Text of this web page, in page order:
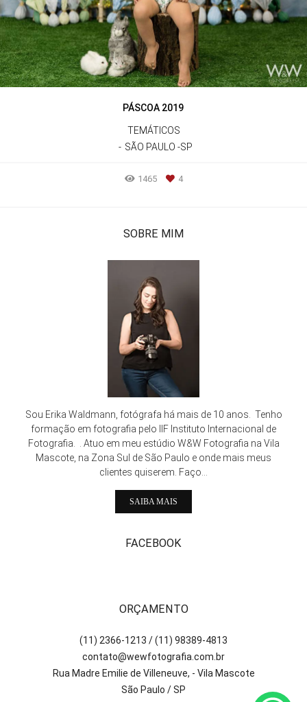
PÁSCOA 2019
TEMÁTICOS
SÃO PAULO -SP
1465 4
SOBRE MIM
Sou Erika Waldmann, fotógrafa há mais de 10 anos. Tenho
formação em fotografia pelo IIF Instituto Internacional de
Fotografia. . Atuo em meu estúdio W&W Fotografia na Vila
Mascote, na Zona Sul de São Paulo e onde mais meus
clientes quiserem. Faço...
SAIBA MAIS
FACEBOOK
ORÇAMENTO
(11) 2366-1213 / (11) 98389-4813
contato@wewfotografia.com.br
Rua Madre Emilie de Villeneuve, - Vila Mascote
São Paulo / SP